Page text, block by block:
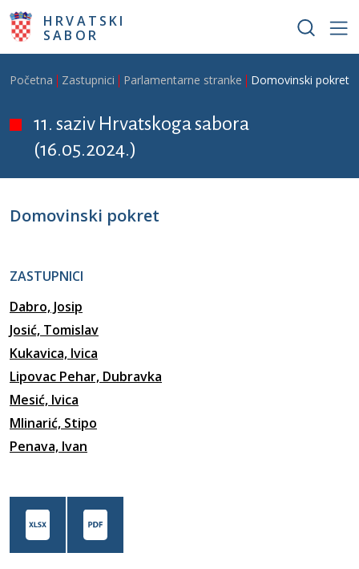
Skoči na glavni sadržaj
HRVATSKI
SABOR
Breadcrumb
Početna Zastupnici Parlamentarne stranke Domovinski pokret
11. saziv Hrvatskoga sabora
(16.05.2024.)
Domovinski pokret
ZASTUPNICI
Dabro, Josip
Josić, Tomislav
Kukavica, Ivica
Lipovac Pehar, Dubravka
Mesić, Ivica
Mlinarić, Stipo
Penava, Ivan